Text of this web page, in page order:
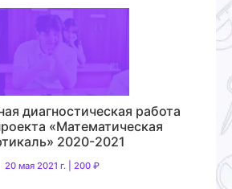
диагностическая работа
«Математическая
2020-2021
20 мая 2021 г. | 200 ₽